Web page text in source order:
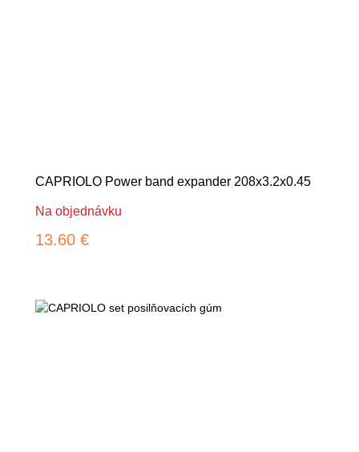
CAPRIOLO Power band expander 208x3.2x0.45
Na objednávku
13.60 €